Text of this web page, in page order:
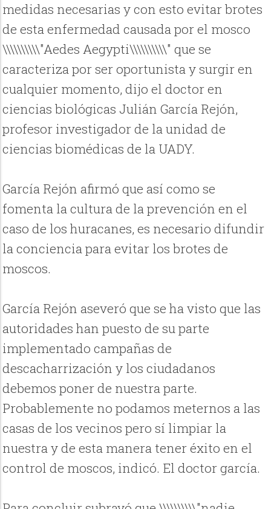
medidas necesarias y con esto evitar brotes
de esta enfermedad causada por el mosco
\\\\\\\\\\"Aedes Aegypti\\\\\\\\\\" que se
caracteriza por ser oportunista y surgir en
cualquier momento, dijo el doctor en
ciencias biológicas Julián García Rejón,
profesor investigador de la unidad de
ciencias biomédicas de la UADY.
García Rejón afirmó que así como se
fomenta la cultura de la prevención en el
caso de los huracanes, es necesario difundir
la conciencia para evitar los brotes de
moscos.
García Rejón aseveró que se ha visto que las
autoridades han puesto de su parte
implementado campañas de
descacharrización y los ciudadanos
debemos poner de nuestra parte.
Probablemente no podamos meternos a las
casas de los vecinos pero sí limpiar la
nuestra y de esta manera tener éxito en el
control de moscos, indicó. El doctor garcía.